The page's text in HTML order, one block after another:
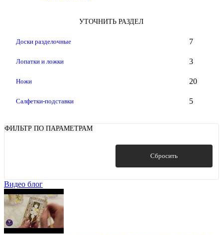
УТОЧНИТЬ РАЗДЕЛ
Доски разделочные 7
Лопатки и ложки 3
Ножи 20
Салфетки-подставки 5
ФИЛЬТР ПО ПАРАМЕТРАМ
Сбросить
Видео блог